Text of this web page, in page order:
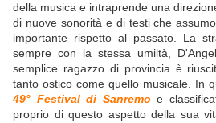
della musica e intraprende una
di nuove sonorità e di testi che
importante rispetto al passato. La
sempre con la stessa umiltà,
semplice ragazzo di provincia è
tanto ostico come quello musicale. In
49° Festival di Sanremo e
proprio di questo aspetto della sua